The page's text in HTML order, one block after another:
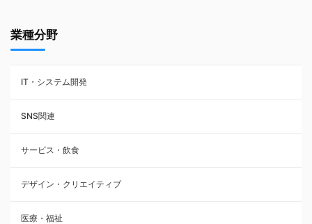
業種分野
IT・システム開発
SNS関連
サービス・飲食
デザイン・クリエイティブ
医療・福祉